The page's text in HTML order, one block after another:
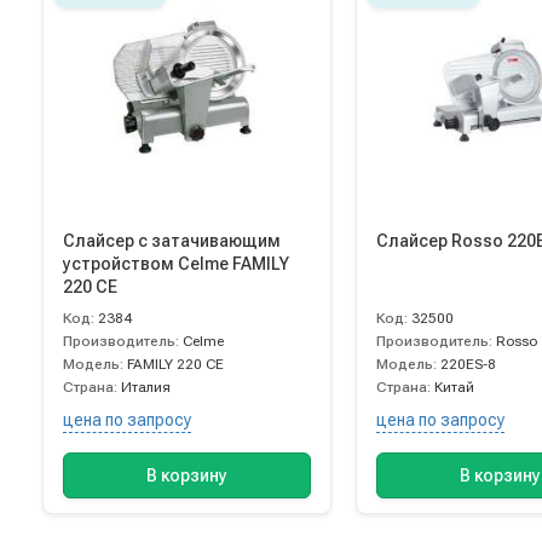
Слайсер с затачивающим
устройством Cеlme FAMILY
220 CE
Код: 2384
Производитель: Cеlme
Модель: FAMILY 220 CE
Страна: Италия
цена по запросу
В корзину
Слайсер Rosso
Код: 32500
Производитель: Rosso
Модель: 220ES-8
Страна: Китай
цена по запросу
В корзину